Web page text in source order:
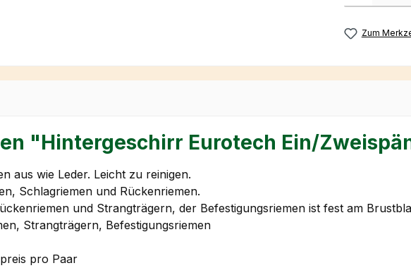
Zum
"Hintergeschirr Eurotech Ein/
aus wie Leder. Leicht zu reinigen.
Schlagriemen und Rückenriemen.
und Strangträgern, der Befestigungsriemen ist fest am
Strangträgern, Befestigungsriemen
pro Paar